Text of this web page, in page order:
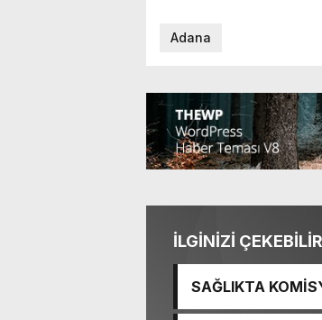
Adana
İLGİNİZİ ÇEKEBİLİR
SAĞLIKTA
İŞİTME